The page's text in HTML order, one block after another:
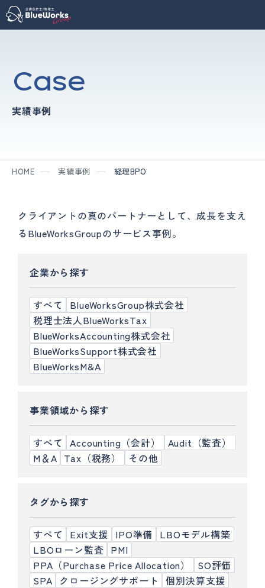
Case
実績事例
HOME 実績事例 経理BPO
クライアントの真のパートナーとして、成長を支え
るBlueWorksGroupのサービス事例。
企業から探す
すべて
BlueWorksGroup株式会社
税理士法人BlueWorksTax
BlueWorksAccounting株式会社
BlueWorksSupport株式会社
BlueWorksM&A
事業領域から探す
すべて Accounting（会計）
Audit（監査）
M＆A Tax（税務） その他
タグから探す
すべて Exit支援 IPO準備
LBOモデル構築
LBOローン監査 PMI
PPA（Purchase Price Allocation）
SO評価
SPA クロージングサポート
個別決算支援